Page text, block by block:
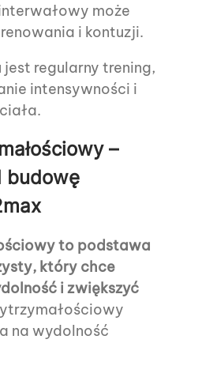
może
i kontuzji.
jest regularny trening,
intensywności i
–
budowę
to podstawa
który chce
i zwiększyć
na wydolność